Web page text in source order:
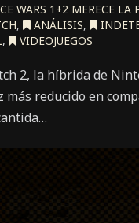
WARS 1+2 MERECE LA
, ANÁLISIS,
, VIDEOJUEGOS
2, la híbrida de
más reducido en